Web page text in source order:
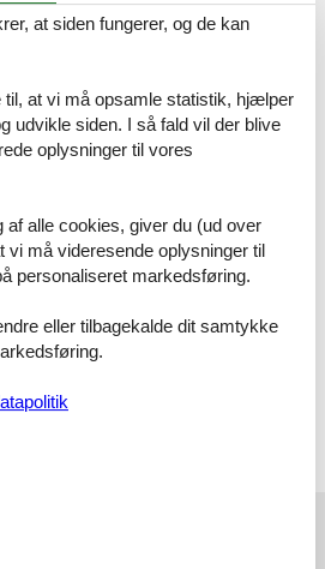
mit einem komfortablen
Kleiderschrank und zusätzlich
über eine Badewanne ? ideal für
oder entspannte Momente nach
angenehm zu gestalten. Ein eigener,
rundet das Angebot ideal ab. So
an wie zu Hause fühlen und Ihren
Zügen genießen.
sich im 2 OG.
& Handtücher mit.
at siden fungerer, og de kan
at vi må opsamle statistik, hjælper
udvikle siden. I så fald vil der blive
oplysninger til vores
af alle cookies, giver du (ud over
må videresende oplysninger til
personaliseret markedsføring.
eller tilbagekalde dit samtykke